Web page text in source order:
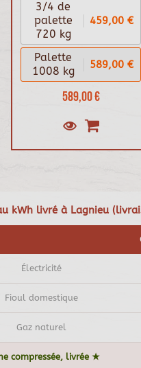
589,00 €
3/4 de
palette
720 kg
459,00 €
Palette
1008 kg
589,00 €
kWh livré à Lagnieu
Électricité
Fioul domestique
Gaz naturel
compressée, livrée ★